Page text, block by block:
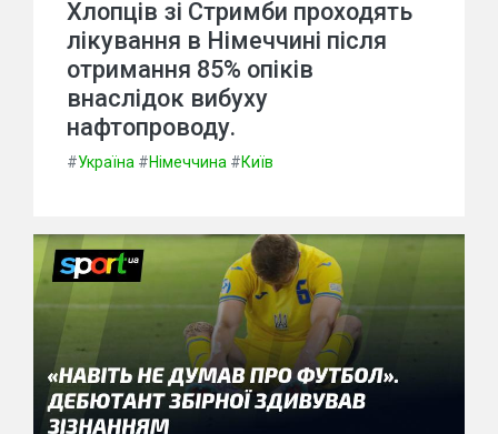
Хлопців зі Стримби проходять
лікування в Німеччині після
отримання 85% опіків
внаслідок вибуху
нафтопроводу.
#Україна #Німеччина #Київ